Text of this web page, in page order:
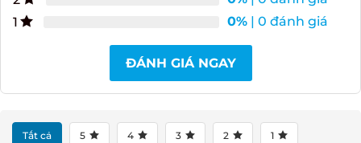
3
0% | 0 đánh giá
0%| 0 đánh giá